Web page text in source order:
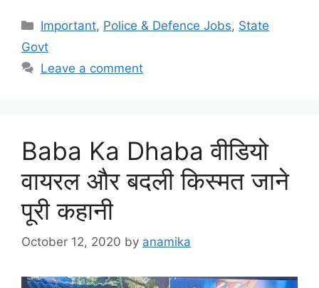
Categories
Important, Police & Defence Jobs, State
Govt
Leave a comment
Baba Ka Dhaba वीडियो
वायरल और बदली किस्मत जाने
पूरी कहानी
October 12, 2020 by anamika